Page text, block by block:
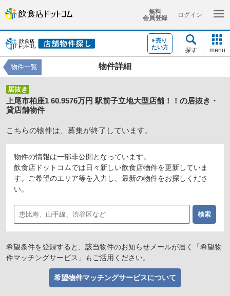
無料
会員登録
ログイン
売り
たい方
探す menu
物件詳細
物件一覧
居抜き
上尾市柏座1 60.9576万円 駅前子立地大型店舗！！の居抜き・
貸店舗物件
こちらの物件は、募集が終了しています。
物件の情報は一部非公開となっています。
飲食店ドットコムでは日々新しい飲食店物件を更新していま
す。ご希望のエリア等を入力し、最新の物件をお探しくださ
い。
希望条件を登録すると、該当物件のお知らせメールが届く「希望物
件マッチングサービス」もご活用ください。
希望物件マッチングサービスについて